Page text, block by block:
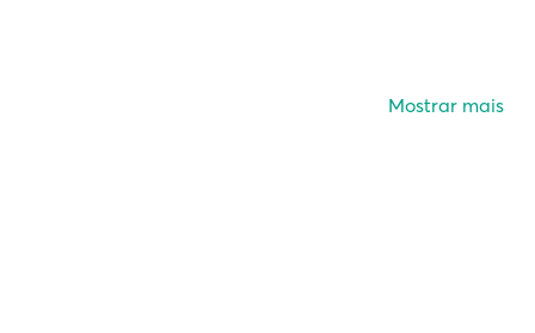
Mostrar mais